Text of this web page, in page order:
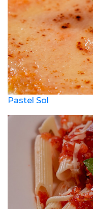
Pastel Sol